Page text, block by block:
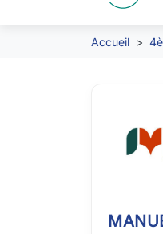
Accueil